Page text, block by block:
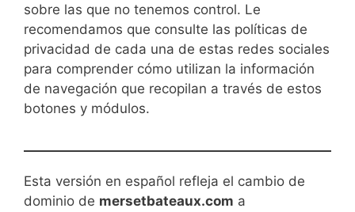
sobre las que no tenemos control. Le
recomendamos que consulte las políticas de
privacidad de cada una de estas redes sociales
para comprender cómo utilizan la información
de navegación que recopilan a través de estos
botones y módulos.
Esta versión en español refleja el cambio de
dominio de mersetbateaux.com a